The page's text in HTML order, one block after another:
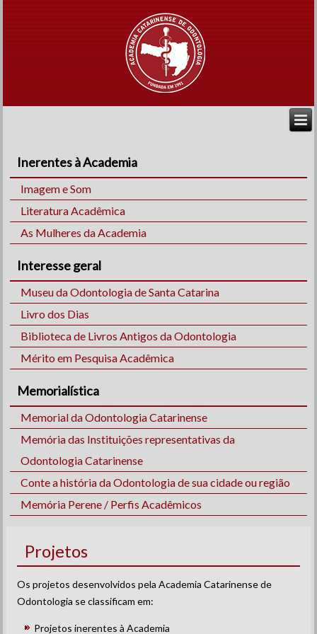
Inerentes à Academia
Imagem e Som
Literatura Acadêmica
As Mulheres da Academia
Interesse geral
Museu da Odontologia de Santa Catarina
Livro dos Dias
Biblioteca de Livros Antigos da Odontologia
Mérito em Pesquisa Acadêmica
Memorialística
Memorial da Odontologia Catarinense
Memória das Instituições representativas da
Odontologia Catarinense
Conte a história da Odontologia de sua cidade ou região
Memória Perene / Perfis Acadêmicos
Projetos
Os projetos desenvolvidos pela Academia Catarinense de
Odontologia se classificam em:
Projetos inerentes à Academia